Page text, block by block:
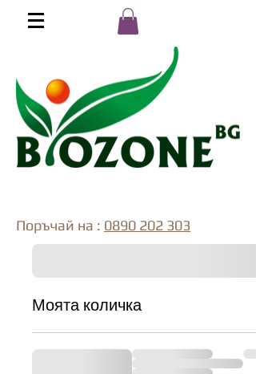
Поръчай на : 0890 202 303
Моята количка